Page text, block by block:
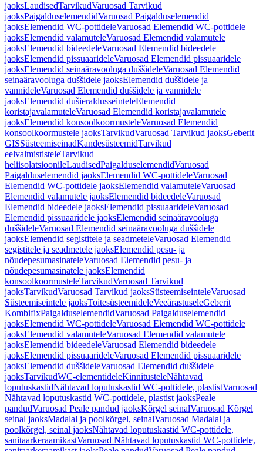
jaoksLaudisedTarvikudVaruosad Tarvikud
jaoksPaigalduselemendidVaruosad Paigalduselemendid
jaoksElemendid WC-pottideleVaruosad Elemendid WC-pottidele
jaoksElemendid valamuteleVaruosad Elemendid valamutele
jaoksElemendid bideedeleVaruosad Elemendid bideedele
jaoksElemendid pissuaarideleVaruosad Elemendid pissuaaridele
jaoksElemendid seinaäravooluga duššideleVaruosad Elemendid
seinaäravooluga duššidele jaoksElemendid duššidele ja
vannideleVaruosad Elemendid duššidele ja vannidele
jaoksElemendid dušieraldusseinteleElemendid
koristajavalamuteleVaruosad Elemendid koristajavalamutele
jaoksElemendid konsoolkoormusteleVaruosad Elemendid
konsoolkoormustele jaoksTarvikudVaruosad Tarvikud jaoksGeberit
GISSüsteemiseinadKandesüsteemidTarvikud
eelvalmististeleTarvikud
heliisolatsioonileLaudisedPaigalduselemendidVaruosad
Paigalduselemendid jaoksElemendid WC-pottideleVaruosad
Elemendid WC-pottidele jaoksElemendid valamuteleVaruosad
Elemendid valamutele jaoksElemendid bideedeleVaruosad
Elemendid bideedele jaoksElemendid pissuaarideleVaruosad
Elemendid pissuaaridele jaoksElemendid seinaäravooluga
duššideleVaruosad Elemendid seinaäravooluga duššidele
jaoksElemendid segistitele ja seadmeteleVaruosad Elemendid
segistitele ja seadmetele jaoksElemendid pesu- ja
nõudepesumasinateleVaruosad Elemendid pesu- ja
nõudepesumasinatele jaoksElemendid
konsoolkoormusteleTarvikudVaruosad Tarvikud
jaoksTarvikudVaruosad Tarvikud jaoksSüsteemiseinteleVaruosad
Süsteemiseintele jaoksToitesüsteemideleVeeärastuseleGeberit
KombifixPaigalduselemendidVaruosad Paigalduselemendid
jaoksElemendid WC-pottideleVaruosad Elemendid WC-pottidele
jaoksElemendid valamuteleVaruosad Elemendid valamutele
jaoksElemendid bideedeleVaruosad Elemendid bideedele
jaoksElemendid pissuaarideleVaruosad Elemendid pissuaaridele
jaoksElemendid duššideleVaruosad Elemendid duššidele
jaoksTarvikudWC-elementideleKinnitusteleNähtavad
loputuskastidNähtavad loputuskastid WC-pottidele, plastistVaruosad
Nähtavad loputuskastid WC-pottidele, plastist jaoksPeale
pandudVaruosad Peale pandud jaoksKõrgel seinalVaruosad Kõrgel
seinal jaoksMadalal ja poolkõrgel, seinalVaruosad Madalal ja
poolkõrgel, seinal jaoksNähtavad loputuskastid WC-pottidele,
sanitaarkeraamikastVaruosad Nähtavad loputuskastid WC-pottidele,